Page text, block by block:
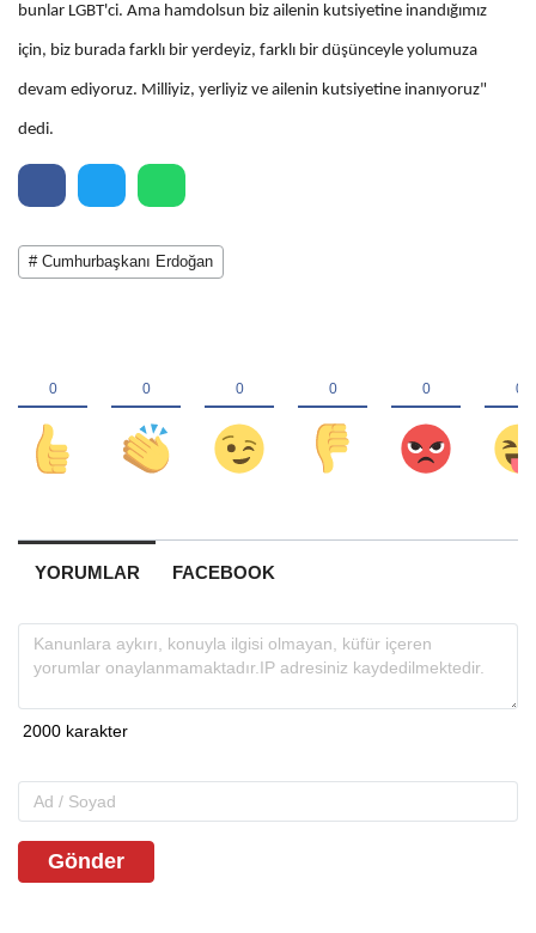
bunlar LGBT'ci. Ama hamdolsun biz ailenin kutsiyetine inandığımız
için, biz burada farklı bir yerdeyiz, farklı bir düşünceyle yolumuza
devam ediyoruz. Milliyiz, yerliyiz ve ailenin kutsiyetine inanıyoruz"
dedi.
# Cumhurbaşkanı Erdoğan
YORUMLAR FACEBOOK
Gönder